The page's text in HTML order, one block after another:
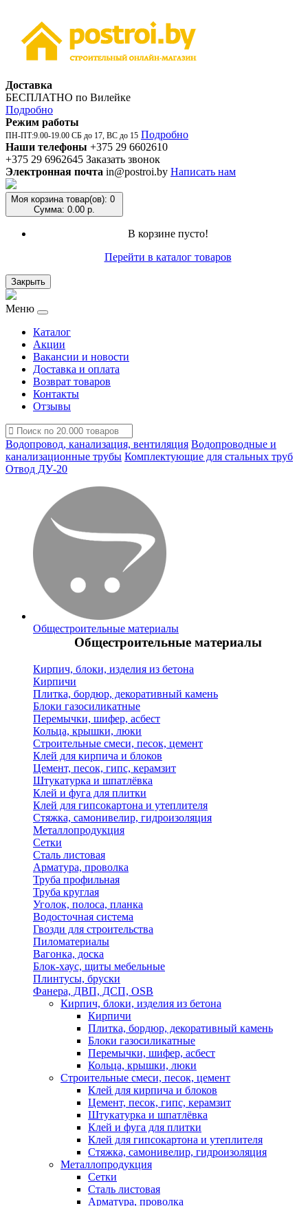
Доставка
БЕСПЛАТНО по Вилейке
Подробно
Режим работы
ПН-ПТ:9.00-19.00 СБ до 17, ВС до 15 Подробно
Наши телефоны +375 29 6602610
+375 29 6962645 Заказать звонок
Электронная почта in@postroi.by Написать нам
Моя корзина товар(ов): 0
Сумма: 0.00 р.
В корзине пусто!
Перейти в каталог товаров
Закрыть
Меню
Каталог
Акции
Вакансии и новости
Доставка и оплата
Возврат товаров
Контакты
Отзывы
Водопровод, канализация, вентиляция Водопроводные и
канализационные трубы Комплектующие для стальных труб
Отвод ДУ-20
Общестроительные материалы
Общестроительные материалы
Кирпич, блоки, изделия из бетона
Кирпичи
Плитка, бордюр, декоративный камень
Блоки газосиликатные
Перемычки, шифер, асбест
Кольца, крышки, люки
Строительные смеси, песок, цемент
Клей для кирпича и блоков
Цемент, песок, гипс, керамзит
Штукатурка и шпатлёвка
Клей и фуга для плитки
Клей для гипсокартона и утеплителя
Стяжка, самонивелир, гидроизоляция
Металлопродукция
Сетки
Сталь листовая
Арматура, проволка
Труба профильная
Труба круглая
Уголок, полоса, планка
Водосточная система
Гвозди для строительства
Пиломатериалы
Вагонка, доска
Блок-хаус, щиты мебельные
Плинтусы, бруски
Фанера, ДВП, ДСП, OSB
Кирпич, блоки, изделия из бетона
Кирпичи
Плитка, бордюр, декоративный камень
Блоки газосиликатные
Перемычки, шифер, асбест
Кольца, крышки, люки
Строительные смеси, песок, цемент
Клей для кирпича и блоков
Цемент, песок, гипс, керамзит
Штукатурка и шпатлёвка
Клей и фуга для плитки
Клей для гипсокартона и утеплителя
Стяжка, самонивелир, гидроизоляция
Металлопродукция
Сетки
Сталь листовая
Арматура, проволка